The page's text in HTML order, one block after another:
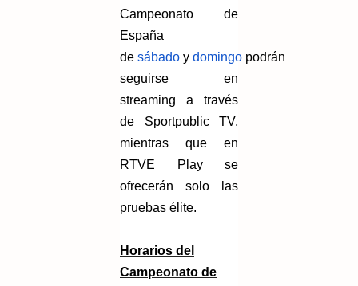
Campeonato de
España
de sábado y domingo podrán
seguirse en
streaming a través
de Sportpublic TV,
mientras que en
RTVE Play se
ofrecerán solo las
pruebas élite.
Horarios del
Campeonato de